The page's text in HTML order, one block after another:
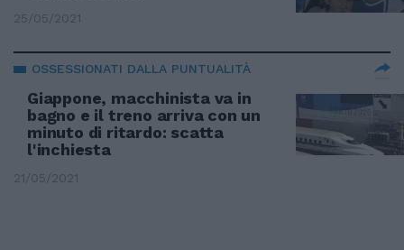
25/05/2021
OSSESSIONATI DALLA PUNTUALITÀ
Giappone, macchinista va in
bagno e il treno arriva con un
minuto di ritardo: scatta
l'inchiesta
21/05/2021